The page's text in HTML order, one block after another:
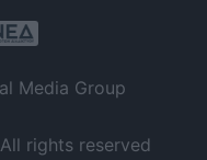
Media Group
rights reserved